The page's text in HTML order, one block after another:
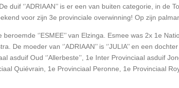
duif ‘’ADRIAAN’’ is er een van buiten categorie, in de
voor zijn 3e provinciale overwinning! Op zijn
beroemde ‘’ESMEE’’ van Elzinga. Esmee was 2x 1e
De moeder van ‘’ADRIAAN’’ is ‘’JULIA’’ en een
asduif Oud ‘’Allerbeste’’, 1e Inter Provinciaal asduif
Quiévrain, 1e Provinciaal Peronne, 1e Provinciaal